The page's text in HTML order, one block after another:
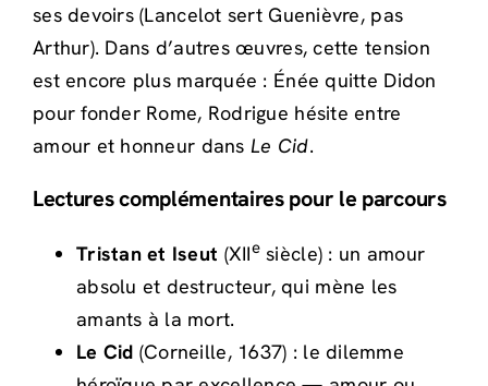
ses devoirs (Lancelot sert Guenièvre, pas
Arthur). Dans d’autres œuvres, cette tension
est encore plus marquée : Énée quitte Didon
pour fonder Rome, Rodrigue hésite entre
amour et honneur dans Le Cid.
Lectures complémentaires pour le parcours
Tristan et Iseut (XIIesiècle) : un amour
absolu et destructeur, qui mène les
amants à la mort.
Le Cid (Corneille, 1637) : le dilemme